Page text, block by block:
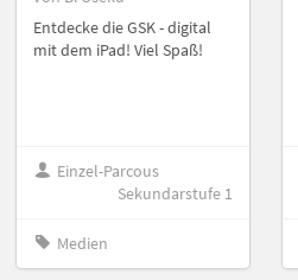
Entdecke die GSK - digital
mit dem iPad! Viel Spaß!
Einzel-Parcous
Sekundarstufe 1
Medien